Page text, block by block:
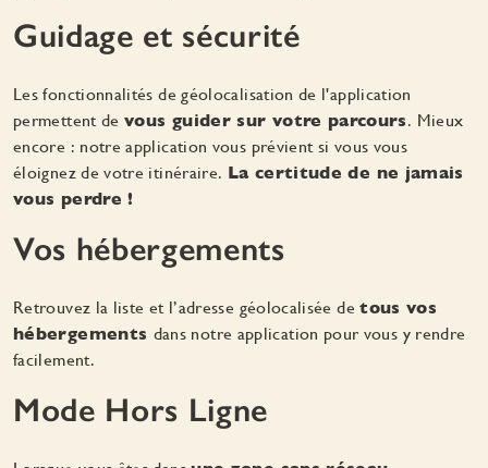
Guidage et sécurité
Les fonctionnalités de géolocalisation de l'application
permettent devous guider sur votre parcours. Mieux
encore : notre application vous prévient si vous vous
éloignez de votre itinéraire. La certitude de ne jamais
vous perdre !
Vos hébergements
Retrouvez la liste et l’adresse géolocalisée detous vos
hébergements dans notre application pour vous y rendre
facilement.
Mode Hors Ligne